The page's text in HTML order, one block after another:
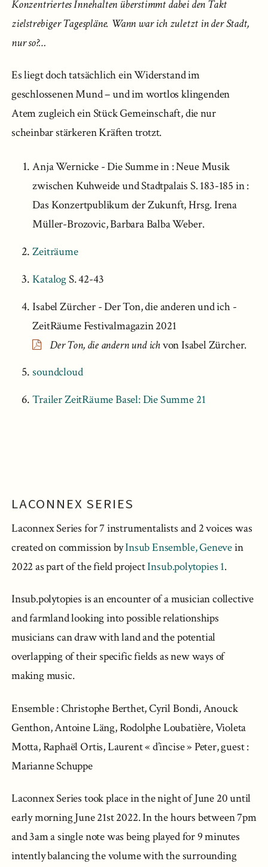
Konzentriertes Innehalten überstimmt dabei den Takt
zielstrebiger Tagespläne. Wann war ich zuletzt in der Stadt,
nur so?…​
Es liegt doch tatsächlich ein Widerstand im
geschlossenen Mund – und im wortlos klingenden
Atem zugleich ein Stück Gemeinschaft, die nur
scheinbar stärkeren Kräften trotzt.
Anja Wernicke - Die Summe in : Neue Musik
zwischen Kuhweide und Stadtpalais S. 183-185 in :
Das Konzertpublikum der Zukunft, Hrsg. Irena
Müller-Brozovic, Barbara Balba Weber.
Zeiträume
KatalogS. 42-43
Isabel Zürcher - Der Ton, die anderen und ich -
ZeitRäume Festivalmagazin 2021
Der Ton, die andern und ichvon Isabel Zürcher.
soundcloud
Trailer ZeitRäume Basel: Die Summe 21
LACONNEX SERIES
Laconnex Series for 7 instrumentalists and 2 voices was
created on commission byInsub Ensemble, Genevein
2022 as part of the field projectInsub.polytopies 1.
Insub.polytopies is an encounter of a musician collective
and farmland looking into possible relationships
musicians can draw with land and the potential
overlapping of their specific fields as new ways of
making music.
Ensemble : Christophe Berthet, Cyril Bondi, Anouck
Genthon, Antoine Läng, Rodolphe Loubatière, Violeta
Motta, Raphaël Ortis, Laurent « d’incise » Peter, guest :
Marianne Schuppe
Laconnex Series took place in the night of June 20 until
early morning June 21st 2022. In the hours between 7pm
and 3am a single note was being played for 9 minutes
intently balancing the volume with the surrounding